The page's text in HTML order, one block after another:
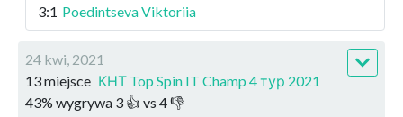
3:1 Poedintseva Viktoriia
24 kwi, 2021
13 miejsce КНТ Top Spin IT Champ 4 тур 2021
43% wygrywa 3 👍 vs 4👎